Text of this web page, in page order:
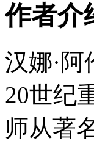
作者介
汉娜·阿
20世纪
师从著